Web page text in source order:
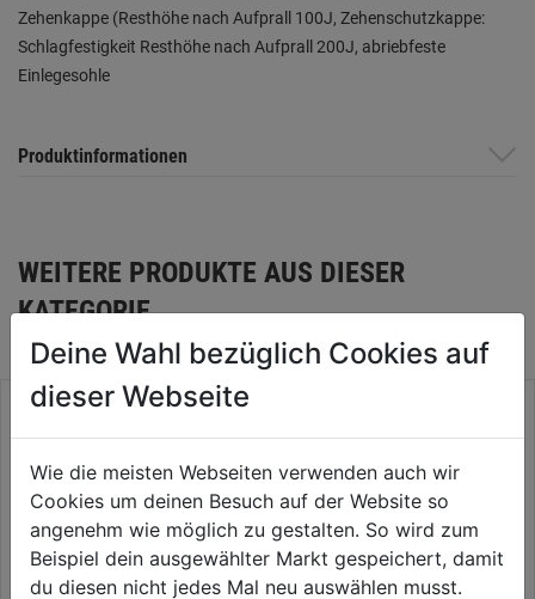
Zehenkappe (Resthöhe nach Aufprall 100J, Zehenschutzkappe:
Schlagfestigkeit Resthöhe nach Aufprall 200J, abriebfeste
Einlegesohle
Produktinformationen
WEITERE PRODUKTE AUS DIESER
KATEGORIE
Deine Wahl bezüglich Cookies auf
dieser Webseite
Wie die meisten Webseiten verwenden auch wir
Cookies um deinen Besuch auf der Website so
angenehm wie möglich zu gestalten. So wird zum
Beispiel dein ausgewählter Markt gespeichert, damit
du diesen nicht jedes Mal neu auswählen musst.